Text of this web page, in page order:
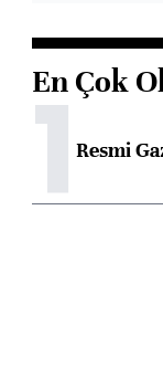
En Çok
1Resmi